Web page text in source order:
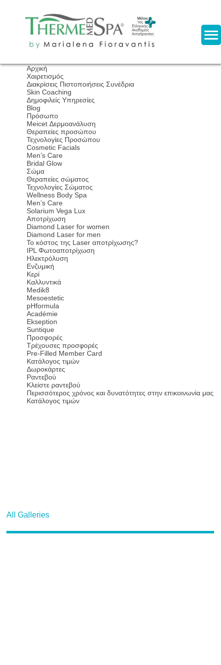
Αρχική
Χαιρετισμός
Διακρίσεις Πιστοποιήσεις Συνέδρια
Skin Coaching
Δημοφιλείς Υπηρεσίες
Blog
Πρόσωπο
Meicet Δερμοανάλυση
Θεραπείες προσώπου
Τεχνολογίες Προσώπου
Cosmetic Facials
Men’s Care
Bridal Glow
Σώμα
Θεραπείες σώματος
Τεχνολογίες Σώματος
Wellness Body Spa
Men’s Care
Solarium Vega Lux
Αποτρίχωση
Diamond Laser for women
Diamond Laser for men
Το κόστος της Laser αποτρίχωσης?
IPL Φωτοαποτρίχωση
Ηλεκτρόλυση
Ενζυμική
Κερί
Καλλυντικά
Medik8
Mesoestetic
pHformula
Académie
Ekseption
Suntique
Προσφορές
Τρέχουσες προσφορές
Pre-Filled Member Card
Κατάλογος τιμών
Δωροκάρτες
Ραντεβού
Κλείστε ραντεβού
Περισσότερος χρόνος και δυνατότητες στην επικοινωνία μας
Κατάλογος τιμών
All Galleries